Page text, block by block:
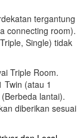
tergantung
connecting room).
Single) tidak
Triple Room.
Twin (atau 1
lantai).
diberikan sesuai